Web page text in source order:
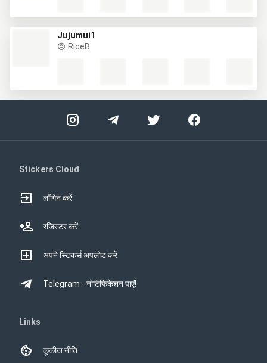
Jujumui1
RiceB
Stickers Cloud
लॉगिन करें
रजिस्टर करें
अपने स्टिकर्स अपलोड करें
Telegram - नोटिफिकेशन पाएं!
Links
कूकीज नीति